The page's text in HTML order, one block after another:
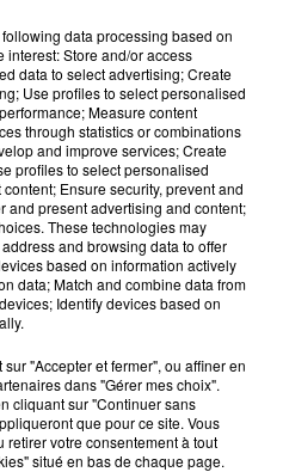
de 50 ans gravement
un accident de voiture à...
adolescents de 14 et 15
blessés dans un...
data processing based on
Store and/or access
data to select advertising; Create
Use profiles to select personalised
Measure content
through statistics or combinations
and improve services; Create
profiles to select personalised
Ensure security, prevent and
and present advertising and content;
These technologies may
and browsing data to offer
based on information actively
data; Match and combine data from
Identify devices based on
"Accepter et fermer", ou affiner en
dans "Gérer mes choix".
cliquant sur "Continuer sans
que pour ce site. Vous
retirer votre consentement à tout
situé en bas de chaque page.